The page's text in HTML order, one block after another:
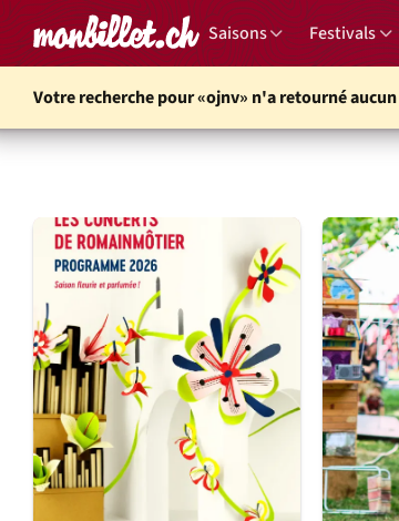
Accueil Saisons Festivals
Votre recherche pour «ojnv» n'a retourné